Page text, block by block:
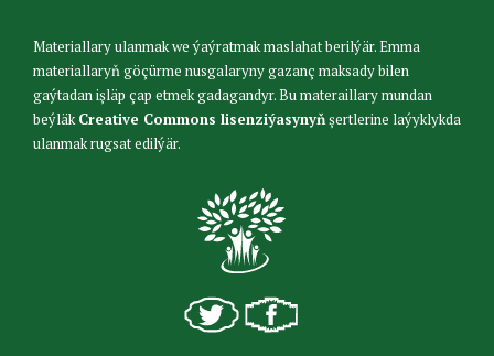
Materiallary ulanmak we ýaýratmak maslahat berilýär. Emma
materiallaryň göçürme nusgalaryny gazanç maksady bilen
gaýtadan işläp çap etmek gadagandyr. Bu materaillary mundan
beýläkCreative Commons lisenziýasynyňşertlerine laýyklykda
ulanmak rugsat edilýär.